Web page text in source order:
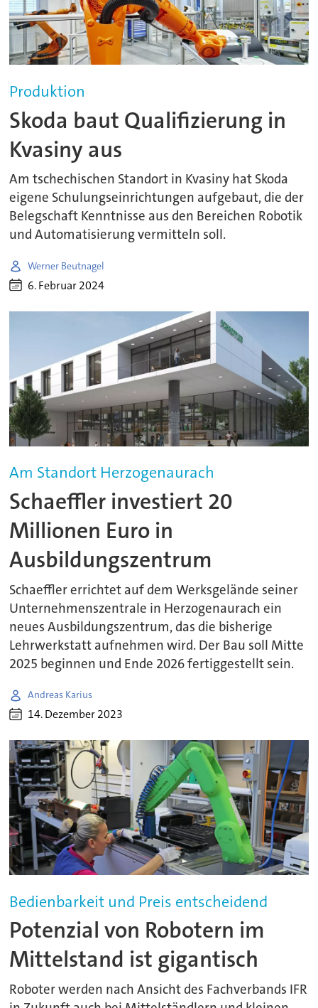
Produktion
Skoda baut Qualifizierung in
Kvasiny aus
Am tschechischen Standort in Kvasiny hat Skoda
eigene Schulungseinrichtungen aufgebaut, die der
Belegschaft Kenntnisse aus den Bereichen Robotik
und Automatisierung vermitteln soll.
Werner Beutnagel
6. Februar 2024
Am Standort Herzogenaurach
Schaeffler investiert 20
Millionen Euro in
Ausbildungszentrum
Schaeffler errichtet auf dem Werksgelände seiner
Unternehmenszentrale in Herzogenaurach ein
neues Ausbildungszentrum, das die bisherige
Lehrwerkstatt aufnehmen wird. Der Bau soll Mitte
2025 beginnen und Ende 2026 fertiggestellt sein.
Andreas Karius
14. Dezember 2023
Bedienbarkeit und Preis entscheidend
Potenzial von Robotern im
Mittelstand ist gigantisch
Roboter werden nach Ansicht des Fachverbands IFR